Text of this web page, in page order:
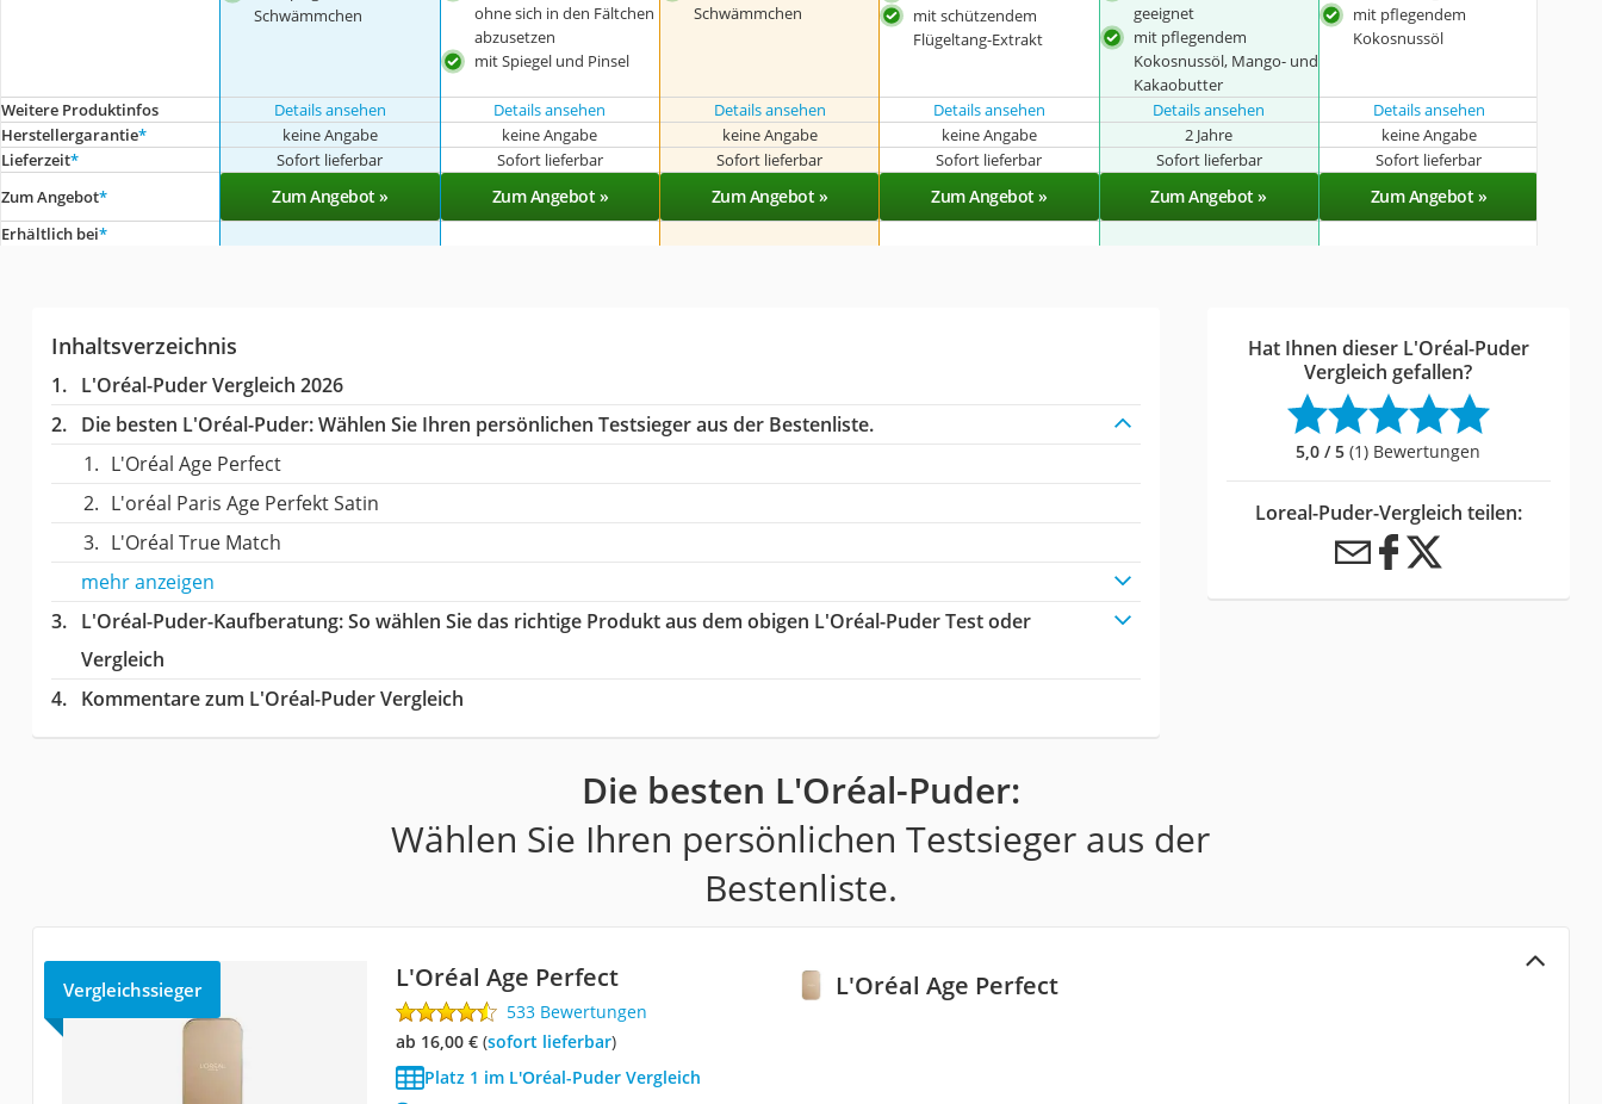
Schwämmchen
ohne sich in den Fältchen
abzusetzen
mit Spiegel und Pinsel
Schwämmchen
mit schützendem
Flügeltang-Extrakt
geeignet
mit pflegendem
Kokosnussöl, Mango- und
Kakaobutter
mit pflegendem
Kokosnussöl
Weitere Produktinfos Details ansehen Details ansehen Details ansehen Details ansehen Details ansehen
Details ansehen
Herstellergarantie* keine Angabe keine Angabe keine Angabe keine Angabe 2 Jahre
keine Angabe
Lieferzeit* Sofort lieferbar Sofort lieferbar Sofort lieferbar Sofort lieferbar Sofort lieferbar
Sofort lieferbar
Zum Angebot* Zum Angebot » Zum Angebot » Zum Angebot » Zum Angebot » Zum Angebot » Zum Angebot »
Erhältlich bei*
Inhaltsverzeichnis
L'Oréal-Puder Vergleich 2026
Die besten L'Oréal-Puder:Wählen Sie Ihren persönlichen Testsieger aus der Bestenliste.
L'Oréal Age Perfect
L'oréal Paris Age Perfekt Satin
L'Oréal True Match
mehr anzeigen
L'Oréal-Puder-Kaufberatung: So wählen Sie das richtige Produkt aus dem obigen L'Oréal-Puder Test oder
Vergleich
Kommentare zum L'Oréal-Puder Vergleich
Hat Ihnen dieser L'Oréal-Puder
Vergleich gefallen?
5,0 / 5 (1) Bewertungen
Loreal-Puder-Vergleich teilen:
Die besten L'Oréal-Puder:
Wählen Sie Ihren persönlichen Testsieger aus der
Bestenliste.
L'Oréal Age Perfect
Vergleichssieger L'Oréal Age Perfect
533 Bewertungen
ab 16,00 €( Sofort lieferbar)
Platz 1 im L'Oréal-Puder Vergleich